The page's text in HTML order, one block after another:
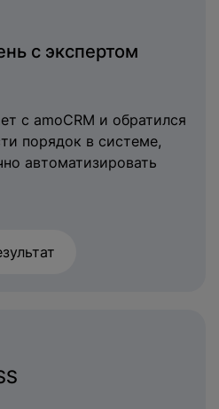
с экспертом
с amoCRM и обратился
порядок в системе,
автоматизировать